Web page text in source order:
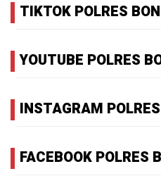
TIKTOK POLRES
YOUTUBE POLRES
INSTAGRAM
FACEBOOK POLRES